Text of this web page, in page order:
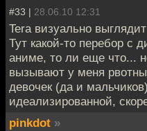
#33 | 28.06.10 12:31
Tera визуально
Тут какой-то перебор с
аниме, то ли еще что...
вызывают у меня
девочек (да и
идеализированной,
pinkdot »